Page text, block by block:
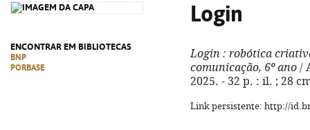
ENCONTRAR EM BIBLIOTECAS
BNP
PORBASE
Login
Login : robótica
comunicação, 6º ano /
2025. - 32 p. : il. ; 28
Link persistente: http://